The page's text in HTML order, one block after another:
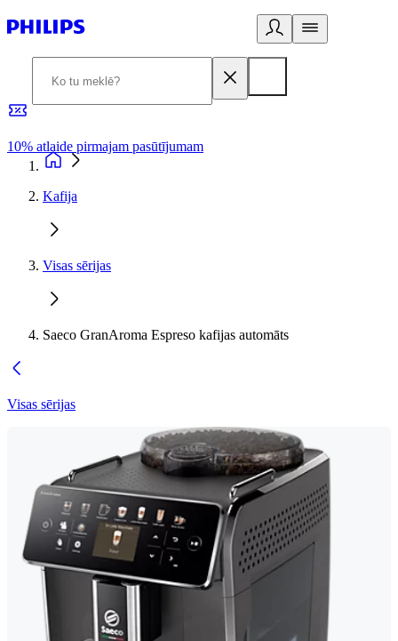
10% atlaide pirmajam pasūtījumam
Kafija
Visas sērijas
Saeco GranAroma Espreso kafijas automāts
Visas sērijas